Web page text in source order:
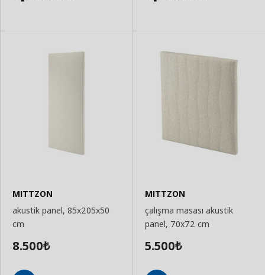
MITTZON
akustik panel, 85x205x50
cm
8.500₺
MITTZON
çalışma masası akustik
panel, 70x72 cm
5.500₺